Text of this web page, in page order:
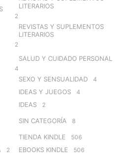
2
LITERARIOS
2
REVISTAS Y SUPLEMENTOS
LITERARIOS
2
SALUD Y CUIDADO PERSONAL
4
SEXO Y SENSUALIDAD 4
IDEAS Y JUEGOS 4
IDEAS 2
SIN CATEGORÍA 8
TIENDA KINDLE 506
EBOOKS KINDLE 506